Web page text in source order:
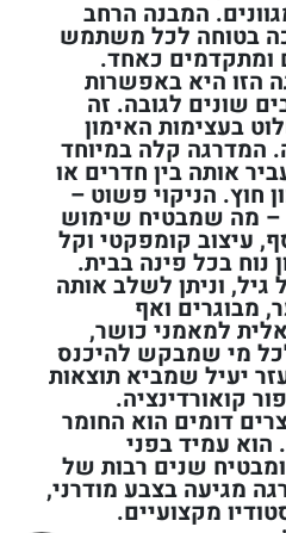
המבנה הרחב
בטוחה לכל משתמש
ומתקדמים כאחד.
הזו היא באפשרות
שונים לגובה. זה
בעצימות האימון
המדרגה קלה במיוחד
אותה בין חדרים או
חוץ. הניקוי פשוט –
מה שמבטיח שימוש
עיצוב קומפקטי וקל
בכל פינה בבית.
וניתן לשלב אותה
מבוגרים ואף
למאמני כושר,
מי שמבקש להיכנס
יעיל שמביא תוצאות
קואורדינציה.
דומים הוא החומר
הוא עמיד בפני
שנים רבות של
מגיעה בצבע מודרני,
מקצועיים.